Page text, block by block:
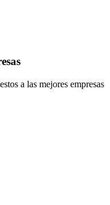
a las mejores empresas